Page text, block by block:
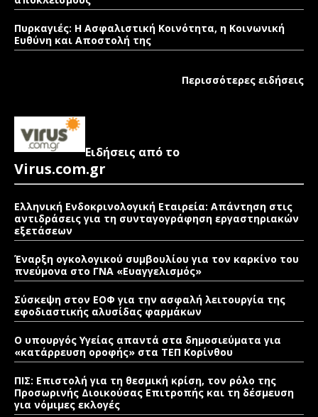
Πυρκαγιές: Η Ασφαλιστική Κοινότητα, η Κοινωνική
Ευθύνη και Αποστολή της
Περισσότερες ειδήσεις
Ειδήσεις από το
Virus.com.gr
Ελληνική Ενδοκρινολογική Εταιρεία: Απάντηση στις
αντιδράσεις για τη συνταγογράφηση εργαστηριακών
εξετάσεων
Έναρξη ογκολογικού συμβουλίου για τον καρκίνο του
πνεύμονα στο ΓΝΑ «Ευαγγελισμός»
Σύσκεψη στον ΕΟΦ για την ασφαλή λειτουργία της
εφοδιαστικής αλυσίδας φαρμάκων
Ο υπουργός Υγείας απαντά στα δημοσιεύματα για
«κατάρρευση οροφής» στα ΤΕΠ Κορίνθου
ΠΙΣ: Επιστολή για τη θεσμική κρίση, τον ρόλο της
Προσωρινής Διοικούσας Επιτροπής και τη δέσμευση
για νόμιμες εκλογές